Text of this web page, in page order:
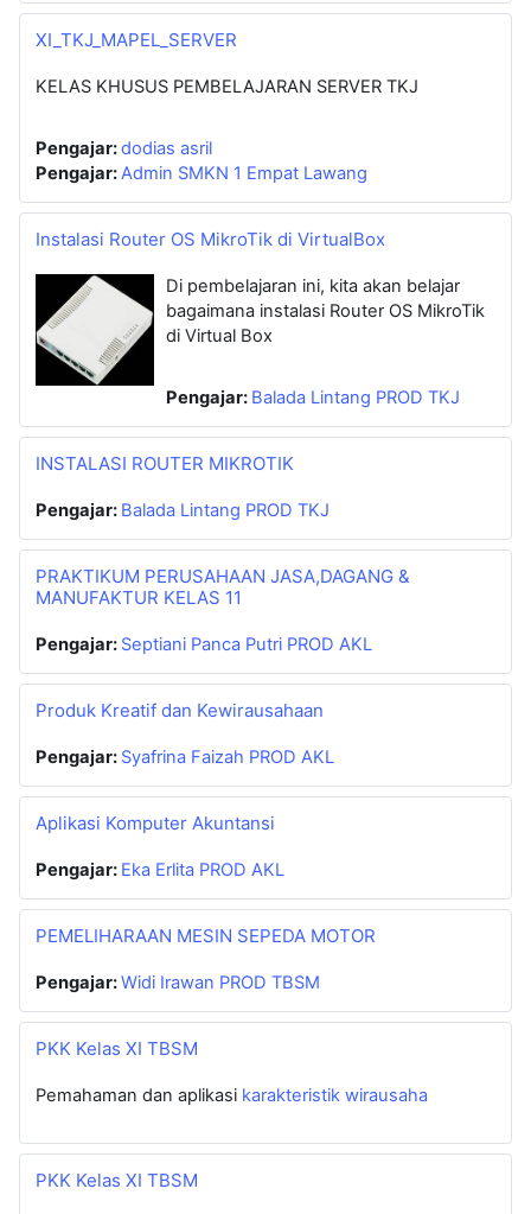
XI_TKJ_MAPEL_SERVER
KELAS KHUSUS PEMBELAJARAN SERVER TKJ
Pengajar:dodias asril
Pengajar: Admin SMKN 1 Empat Lawang
Instalasi Router OS MikroTik di VirtualBox
Di pembelajaran ini, kita akan belajar
bagaimana instalasi Router OS MikroTik
di Virtual Box
Pengajar: Balada Lintang PROD TKJ
INSTALASI ROUTER MIKROTIK
Pengajar: Balada Lintang PROD TKJ
PRAKTIKUM PERUSAHAAN JASA,DAGANG &
MANUFAKTUR KELAS 11
Pengajar: Septiani Panca Putri PROD AKL
Produk Kreatif dan Kewirausahaan
Pengajar: Syafrina Faizah PROD AKL
Aplikasi Komputer Akuntansi
Pengajar: Eka Erlita PROD AKL
PEMELIHARAAN MESIN SEPEDA MOTOR
Pengajar:Widi Irawan PROD TBSM
PKK Kelas XI TBSM
Pemahaman dan aplikasi karakteristik wirausaha
PKK Kelas XI TBSM